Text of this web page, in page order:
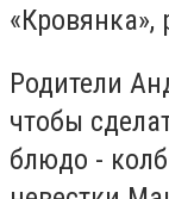
Родители
чтобы
блюдо -